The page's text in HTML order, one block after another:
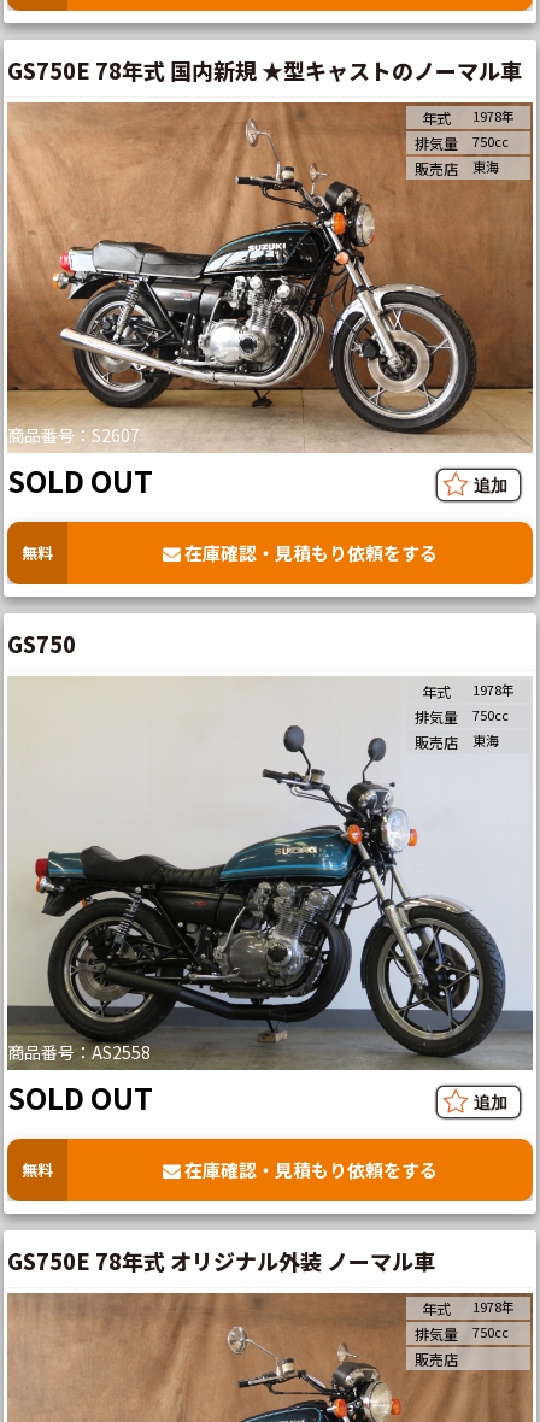
GS750E 78年式 国内新規 ★型キャストのノーマル車
商品番号：S2607
年式 1978年
排気量 750cc
販売店 東海
SOLD OUT
無料 在庫確認・見積もり依頼をする
GS750
商品番号：AS2558
年式 1978年
排気量 750cc
販売店 東海
SOLD OUT
無料 在庫確認・見積もり依頼をする
GS750E 78年式 オリジナル外装 ノーマル車
年式 1978年
排気量 750cc
販売店